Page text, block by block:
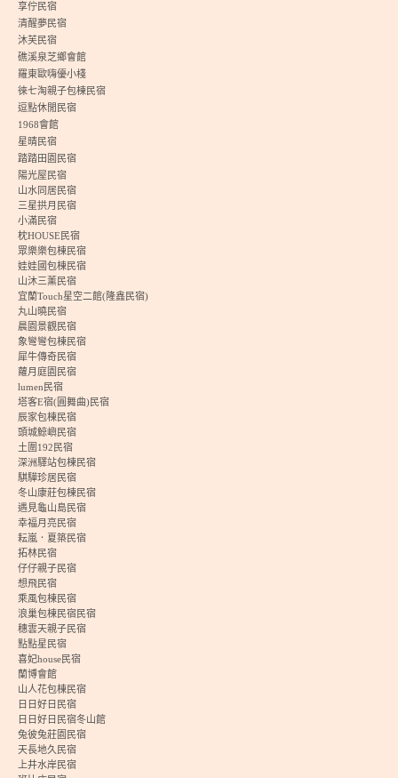
享佇民宿
清醒夢民宿
沐芙民宿
礁溪泉芝鄉會館
羅東歐嗨優小棧
徠七淘親子包棟民宿
逗點休閒民宿
1968會館
星晴民宿
踏踏田園民宿
陽光屋民宿
山水同居民宿
三星拱月民宿
小滿民宿
枕HOUSE民宿
眾樂樂包棟民宿
娃娃國包棟民宿
山沐三薰民宿
宜蘭Touch星空二館(隆鑫民宿)
丸山曉民宿
晨園景觀民宿
象彎彎包棟民宿
犀牛傳奇民宿
蘿月庭園民宿
lumen民宿
塔客E宿(圓舞曲)民宿
辰家包棟民宿
頭城鯨嶼民宿
土圍192民宿
深洲驛站包棟民宿
騏驊珍居民宿
冬山康莊包棟民宿
遇見龜山島民宿
幸福月亮民宿
耘嵐．夏築民宿
拓林民宿
仔仔親子民宿
想飛民宿
乘風包棟民宿
浪巢包棟民宿民宿
穗雲天親子民宿
點點星民宿
喜妃house民宿
蘭博會館
山人花包棟民宿
日日好日民宿
日日好日民宿冬山館
兔彼兔莊園民宿
天長地久民宿
上井水岸民宿